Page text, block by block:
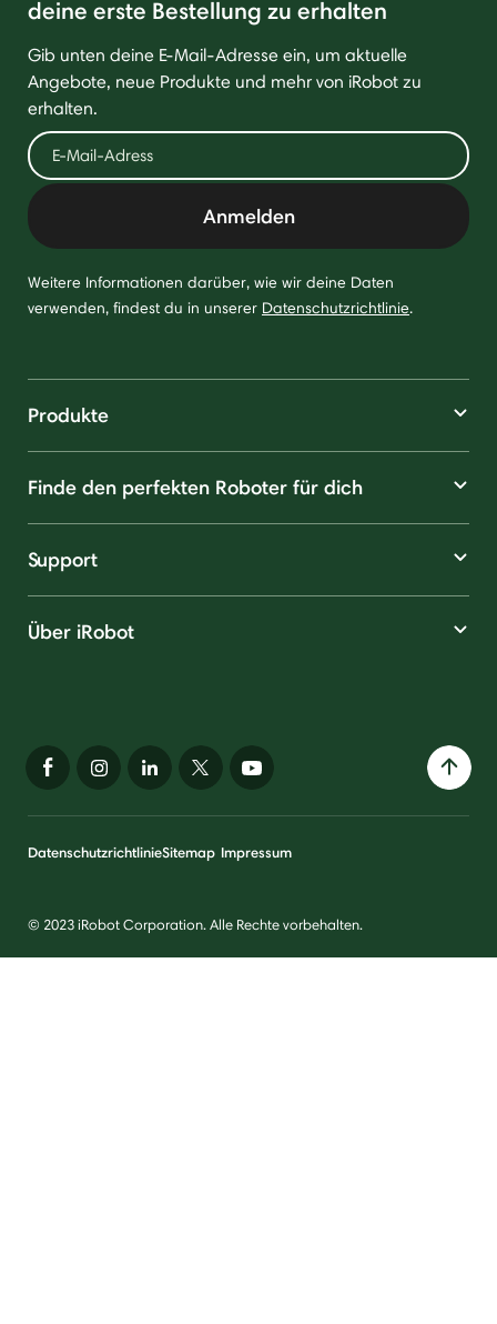
deine erste Bestellung zu erhalten
Gib unten deine E-Mail-Adresse ein, um aktuelle
Angebote, neue Produkte und mehr von iRobot zu
erhalten.
Anmelden
Weitere Informationen darüber, wie wir deine Daten
verwenden, findest du in unserer Datenschutzrichtlinie.
Produkte
Finde den perfekten Roboter für dich
Support
Über iRobot
DatenschutzrichtlinieSitemap Impressum
© 2023 iRobot Corporation. Alle Rechte vorbehalten.